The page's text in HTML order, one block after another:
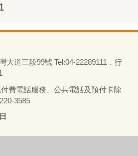
大道三段99號 Tel:04-22289111．行
費電話服務、公共電話及預付卡除
3585